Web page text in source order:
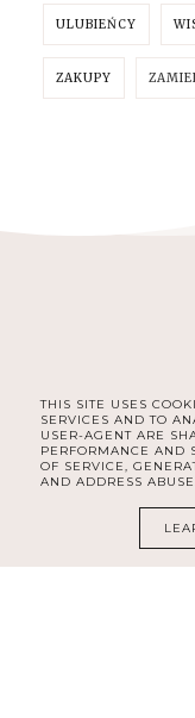
ULUBIEŃCY
ZAKUPY
KOBIET | SELF
BLOG
THIS SITE USES
SERVICES AND TO
USER-AGENT ARE
PERFORMANCE AND
OF SERVICE,
AND ADDRESS ABUSE.